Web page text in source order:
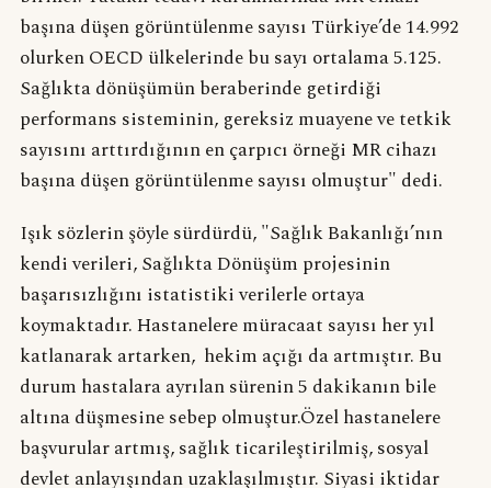
başına düşen görüntülenme sayısı Türkiye’de 14.992
olurken OECD ülkelerinde bu sayı ortalama 5.125.
Sağlıkta dönüşümün beraberinde getirdiği
performans sisteminin, gereksiz muayene ve tetkik
sayısını arttırdığının en çarpıcı örneği MR cihazı
başına düşen görüntülenme sayısı olmuştur" dedi.
Işık sözlerin şöyle sürdürdü, "Sağlık Bakanlığı’nın
kendi verileri, Sağlıkta Dönüşüm projesinin
başarısızlığını istatistiki verilerle ortaya
koymaktadır. Hastanelere müracaat sayısı her yıl
katlanarak artarken, hekim açığı da artmıştır. Bu
durum hastalara ayrılan sürenin 5 dakikanın bile
altına düşmesine sebep olmuştur.Özel hastanelere
başvurular artmış, sağlık ticarileştirilmiş, sosyal
devlet anlayışından uzaklaşılmıştır. Siyasi iktidar